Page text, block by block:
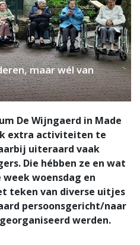
maar wél van
De Wijngaerd in Made
extra activiteiten te
uiteraard vaak
Die hébben ze en wat
woensdag en
teken van diverse uitjes
persoonsgericht/naar
werden.